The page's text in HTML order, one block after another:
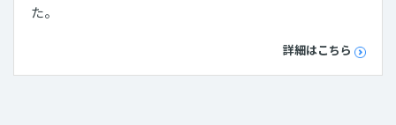
た。
詳細はこちら